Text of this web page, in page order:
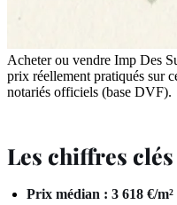
Acheter ou vendre Imp Des
prix réellement pratiqués sur
notariés officiels (base DVF).
Les chiffres clés
Prix médian : 3 618 €/m²